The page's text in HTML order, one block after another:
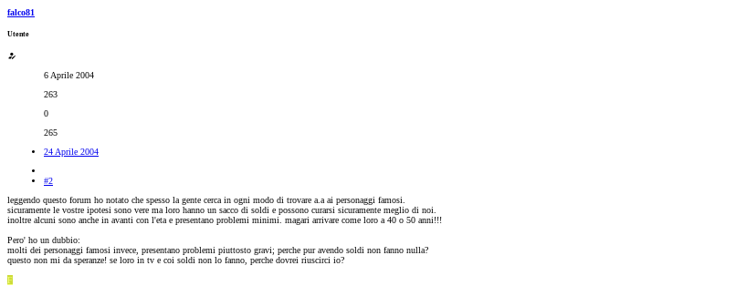
falco81
Utente
6 Aprile 2004
263
0
265
24 Aprile 2004
#2
leggendo questo forum ho notato che spesso la gente cerca in ogni modo di trovare a.a ai personaggi famosi.
sicuramente le vostre ipotesi sono vere ma loro hanno un sacco di soldi e possono curarsi sicuramente meglio di noi.
inoltre alcuni sono anche in avanti con l'eta e presentano problemi minimi. magari arrivare come loro a 40 o 50 anni!!!
Pero' ho un dubbio:
molti dei personaggi famosi invece, presentano problemi piuttosto gravi; perche pur avendo soldi non fanno nulla?
questo non mi da speranze! se loro in tv e coi soldi non lo fanno, perche dovrei riuscirci io?
F